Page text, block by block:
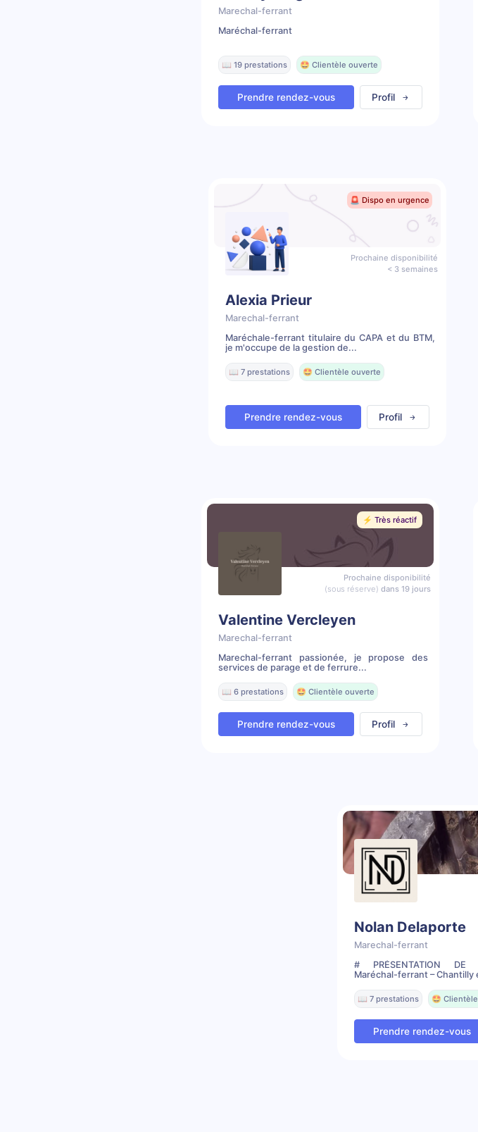
Marechal-ferrant
Maréchal-ferrant
📖 19 prestations 🤩 Clientèle ouverte
Prendre rendez-vous Profil
🚨 Dispo en urgence
Prochaine disponibilité
< 3 semaines
Alexia Prieur
Marechal-ferrant
Maréchale-ferrant titulaire du CAPA et du BTM,
je m'occupe de la gestion de...
📖 7 prestations 🤩 Clientèle ouverte
Prendre rendez-vous Profil
⚡️ Très réactif
Prochaine disponibilité
(sous réserve) dans 19 jours
Valentine Vercleyen
Marechal-ferrant
Marechal-ferrant passionée, je propose des
services de parage et de ferrure...
📖 6 prestations 🤩 Clientèle ouverte
Prendre rendez-vous Profil
Nolan Delaporte
Marechal-ferrant
# PRÉSENTATION DE
Maréchal-ferrant – Chantilly
📖 7 prestations 🤩
Prendre rendez-vous